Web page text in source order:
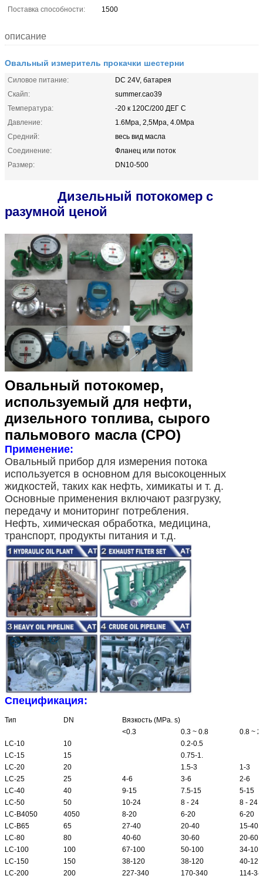
Поставка способности:
1500
описание
Овальный измеритель прокачки шестерни
Силовое питание:
DC 24V, батарея
Скайп:
summer.cao39
Температура:
-20 к 120C/200 ДЕГ C
Давление:
1.6Mpa, 2,5Mpa, 4.0Mpa
Средний:
весь вид масла
Соединение:
Фланец или поток
Размер:
DN10-500
Дизельный потокомер с
разумной ценой
Овальный потокомер,
используемый для нефти,
дизельного топлива, сырого
пальмового масла (CPO)
Применение:
Овальный прибор для измерения потока
используется в основном для высокоценных
жидкостей, таких как нефть, химикаты и т. д.
Основные применения включают разгрузку,
передачу и мониторинг потребления.
Нефть, химическая обработка, медицина,
транспорт, продукты питания и т.д.
Спецификация:
Тип DN
Вязкость (MPa. s)
<0.3
0.3 ~ 0.8
0.8 ~ 2
LC-10
10
0.2-0.5
LC-15
15
0.75-1.
LC-20
20 1.5-3
1-3
LC-25
25 4-6 3-6
2-6
LC-40
40 9-15 7.5-15
5-15
LC-50
50 10-24 8 - 24
8 - 24
LC-B4050
4050 8-20 6-20
6-20
LC-B65
65 27-40 20-40
15-40
LC-80
80 40-60 30-60
20-60
LC-100
100 67-100 50-100
34-100
LC-150
150 38-120 38-120
40-120
LC-200
200 227-340 170-340 114-